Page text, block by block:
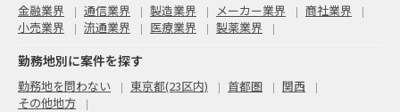
金融業界 通信業界 製造業界 メーカー業界
商社業界
小売業界
流通業界 医療業界 製薬業界
勤務地別に案件を探す
勤務地を問わない 東京都(23区内) 首都圏
関西
その他地方